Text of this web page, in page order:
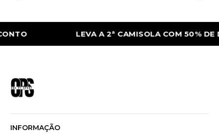
LEVA A 2ª CAMISOLA COM 50% DE
INFORMAÇÃO